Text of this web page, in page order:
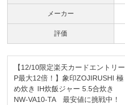
メーカー
評価
【12/10限定楽天カードエントリー
P最大12倍！】象印ZOJIRUSHI 極
め炊き IH炊飯ジャー 5.5合炊き
NW-VA10-TA 最安値に挑戦中！